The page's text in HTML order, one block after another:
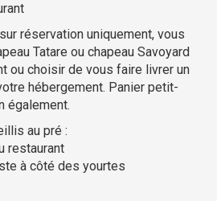
réservation uniquement, vous
Tatare ou chapeau Savoyard
ou choisir de vous faire livrer un
hébergement. Panier petit-
également.
au pré :
restaurant
à côté des yourtes